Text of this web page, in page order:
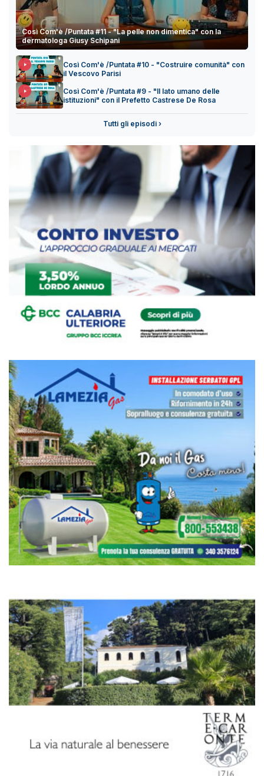
Così Com'è /Puntata #11 - "La pelle non dimentica" con la
dermatologa Giusy Schipani
Così Com'è /Puntata #10 - "Costruire comunità" con
il Vescovo Parisi
Così Com'è /Puntata #9 - "Il lato umano delle
istituzioni" con il Prefetto Castrese De Rosa
Tutti gli episodi ›